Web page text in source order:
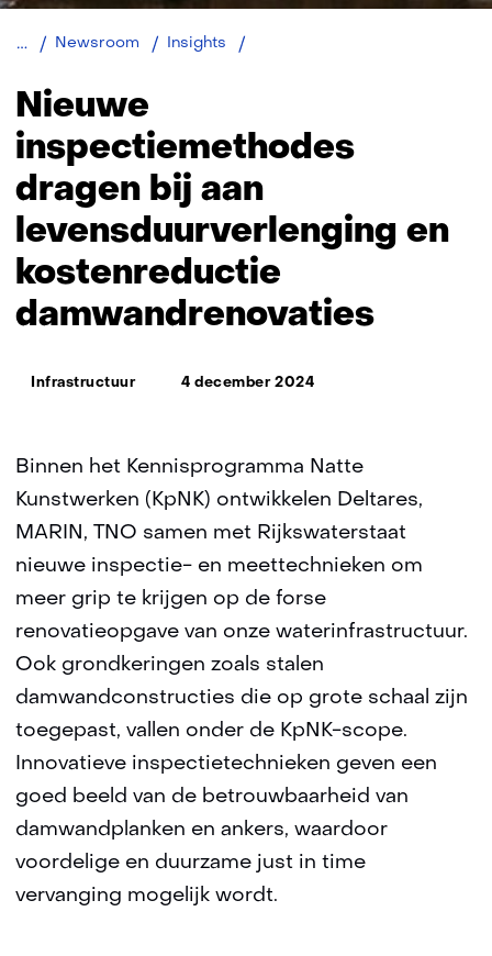
Newsroom Insights
aan
levensduurverlenging
en
kostenreductie
damwandrenovaties
Nieuwe
inspectiemethodes
dragen bij aan
levensduurverlenging en
kostenreductie
damwandrenovaties
Thema:
Infrastructuur 4 december 2024
Binnen het Kennisprogramma Natte
Kunstwerken (KpNK) ontwikkelen Deltares,
MARIN, TNO samen met Rijkswaterstaat
nieuwe inspectie- en meettechnieken om
meer grip te krijgen op de forse
renovatieopgave van onze waterinfrastructuur.
Ook grondkeringen zoals stalen
damwandconstructies die op grote schaal zijn
toegepast, vallen onder de KpNK-scope.
Innovatieve inspectietechnieken geven een
goed beeld van de betrouwbaarheid van
damwandplanken en ankers, waardoor
voordelige en duurzame just in time
vervanging mogelijk wordt.